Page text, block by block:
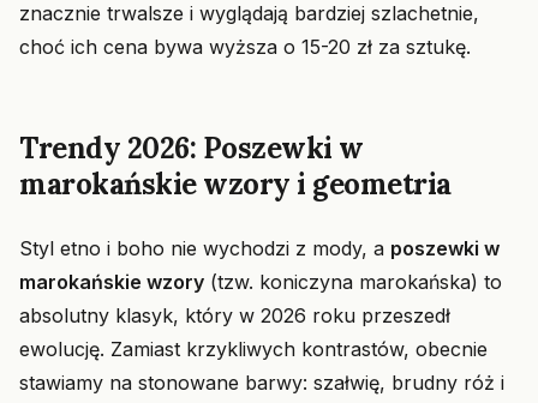
znacznie trwalsze i wyglądają bardziej szlachetnie,
choć ich cena bywa wyższa o 15-20 zł za sztukę.
Trendy 2026: Poszewki w
marokańskie wzory i geometria
Styl etno i boho nie wychodzi z mody, a poszewki w
marokańskie wzory (tzw. koniczyna marokańska) to
absolutny klasyk, który w 2026 roku przeszedł
ewolucję. Zamiast krzykliwych kontrastów, obecnie
stawiamy na stonowane barwy: szałwię, brudny róż i